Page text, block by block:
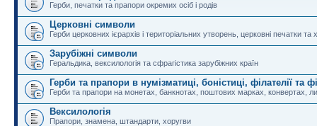
Герби, печатки та прапори окремих осіб і родів
Церковні символи
Герби церковних ієрархів і територіальних утворень, церковні печатки та
Зарубіжні символи
Геральдика, вексилологія та сфрагістика зарубіжних країн
Герби та прапори в нумізматиці, боністиці, філателії та
Герби та прапори на монетах, банкнотах, поштових марках, конвертах,
Вексилологія
Прапори, знамена, штандарти, хоругви